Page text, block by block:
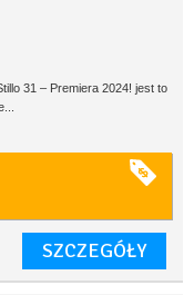
2024! jest to
SZCZEGÓŁY